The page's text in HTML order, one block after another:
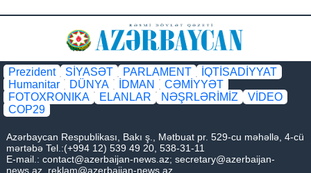
Prezident SİYASƏT PARLAMENT
İQTİSADİYYAT
Humanitar
DÜNYA İDMAN
CƏMİYYƏT
FOTOXRONIKA
ELANLAR NƏŞRLƏRİMİZ
VİDEO
COP29
Azərbaycan Respublikası, Bakı ş., Mətbuat pr. 529-cu məhəllə, 4-cü
mərtəbə Tel.:(+994 12) 539 49 20, 538-31-11
E-mail.: contact@azerbaijan-news.az; secretary@azerbaijan-
news.az reklam@azerbaijan-news.az